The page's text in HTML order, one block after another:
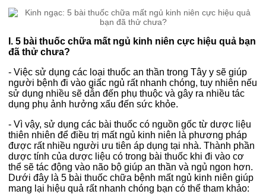
I. 5 bài thuốc chữa mất ngủ kinh niên cực hiệu quả bạn
đã thử chưa?
- Việc sử dụng các loại thuốc an thần trong Tây y sẽ giúp
người bệnh đi vào giấc ngủ rất nhanh chóng, tuy nhiên nếu
sử dụng nhiều sẽ dẫn đến phụ thuộc và gây ra nhiều tác
dụng phụ ảnh hưởng xấu đến sức khỏe.
- Vì vậy, sử dụng các bài thuốc có nguồn gốc từ dược liệu
thiên nhiên để điều trị mất ngủ kinh niên là phương pháp
được rất nhiều người ưu tiên áp dụng tại nhà. Thành phần
dược tính của dược liệu có trong bài thuốc khi đi vào cơ
thể sẽ tác động vào não bộ giúp an thần và ngủ ngon hơn.
Dưới đây là 5 bài thuốc chữa bệnh mất ngủ kinh niên giúp
mang lại hiệu quả rất nhanh chóng bạn có thể tham khảo: